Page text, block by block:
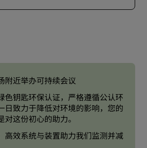
附近举办可持续会议
色钥匙环保认证，严格遵循公认环
日致力于降低对环境的影响，您的
对这份初心的助力。
高效系统与装置助力我们监测并减